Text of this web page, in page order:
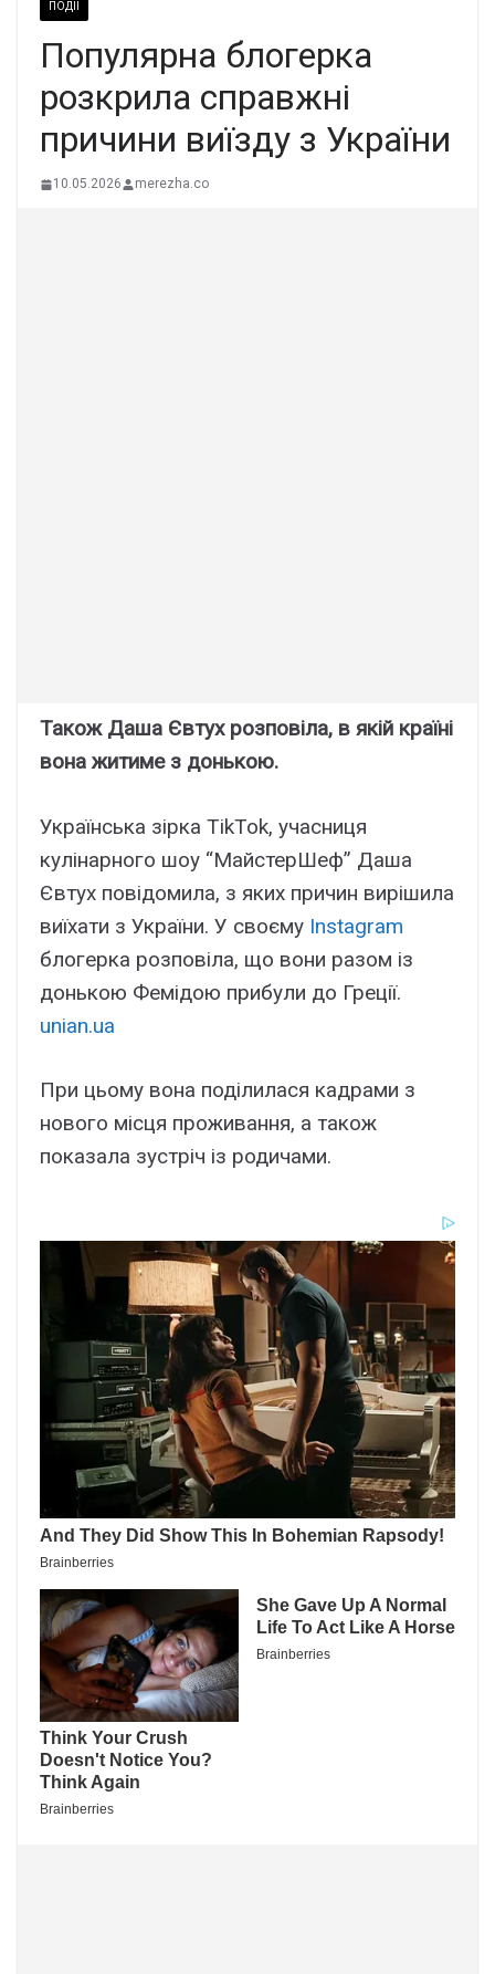
ПОДІЇ
Популярна блогерка
розкрила справжні
причини виїзду з України
10.05.2026 merezha.co
Також Даша Євтух розповіла, в якій країні
вона житиме з донькою.
Українська зірка TikTok, учасниця
кулінарного шоу “МайстерШеф” Даша
Євтух повідомила, з яких причин вирішила
виїхати з України. У своєму Instagram
блогерка розповіла, що вони разом із
донькою Фемідою прибули до Греції.
unian.ua
При цьому вона поділилася кадрами з
нового місця проживання, а також
показала зустріч із родичами.